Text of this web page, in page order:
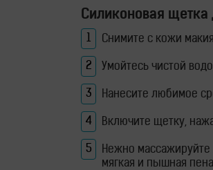
приборы
Силиконовая щетка
Снимите с кожи
Умойтесь чистой
Нанесите любимое
Включите щетку,
Нежно массажируйте
мягкая и пышная